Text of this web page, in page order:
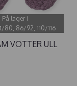
På lager i
80, 86/92, 110/116
VOTTER ULL